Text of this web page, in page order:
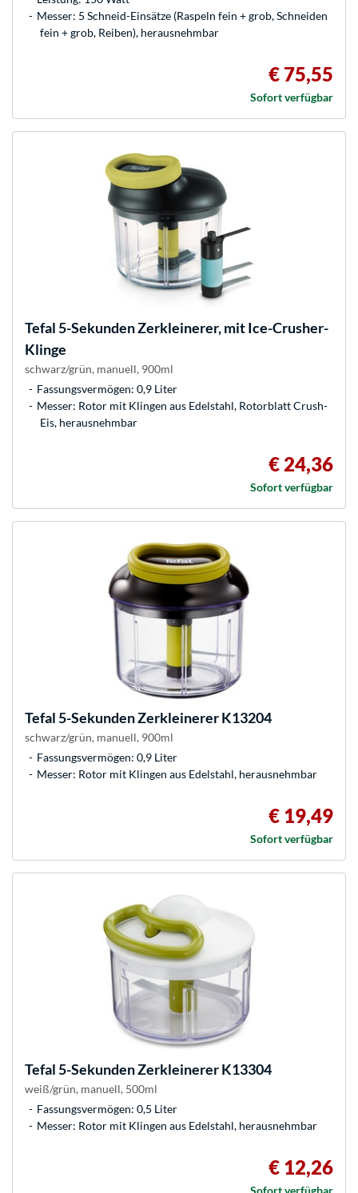
Messer: 5 Schneid-Einsätze (Raspeln fein + grob, Schneiden
fein + grob, Reiben), herausnehmbar
€ 75,55
Sofort verfügbar
Tefal5-Sekunden Zerkleinerer, mit Ice-Crusher-
Klinge
schwarz/grün, manuell, 900ml
Fassungsvermögen: 0,9 Liter
Messer: Rotor mit Klingen aus Edelstahl, Rotorblatt Crush-
Eis, herausnehmbar
€ 24,36
Sofort verfügbar
Tefal5-Sekunden Zerkleinerer K13204
schwarz/grün, manuell, 900ml
Fassungsvermögen: 0,9 Liter
Messer: Rotor mit Klingen aus Edelstahl, herausnehmbar
€ 19,49
Sofort verfügbar
Tefal5-Sekunden Zerkleinerer K13304
weiß/grün, manuell, 500ml
Fassungsvermögen: 0,5 Liter
Messer: Rotor mit Klingen aus Edelstahl, herausnehmbar
€ 12,26